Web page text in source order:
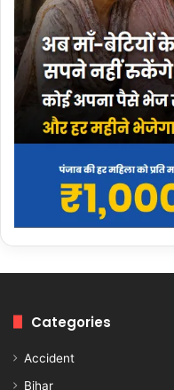
Categories
Accident
Bihar